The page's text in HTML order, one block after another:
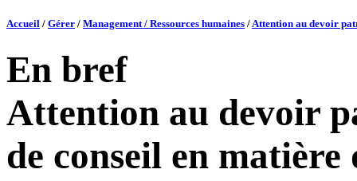
Accueil / Gérer / Management / Ressources humaines /Attention au devoir
En bref
Attention au devoir
de conseil en matière